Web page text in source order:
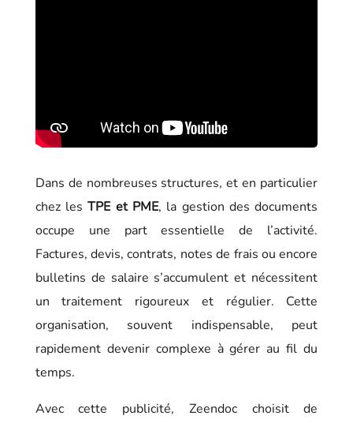
Dans de nombreuses structures, et en particulier
chez lesTPE et PME, la gestion des documents
occupe une part essentielle de l’activité.
Factures, devis, contrats, notes de frais ou encore
bulletins de salaire s’accumulent et nécessitent
un traitement rigoureux et régulier. Cette
organisation, souvent indispensable, peut
rapidement devenir complexe à gérer au fil du
temps.
Avec cette publicité, Zeendoc choisit de